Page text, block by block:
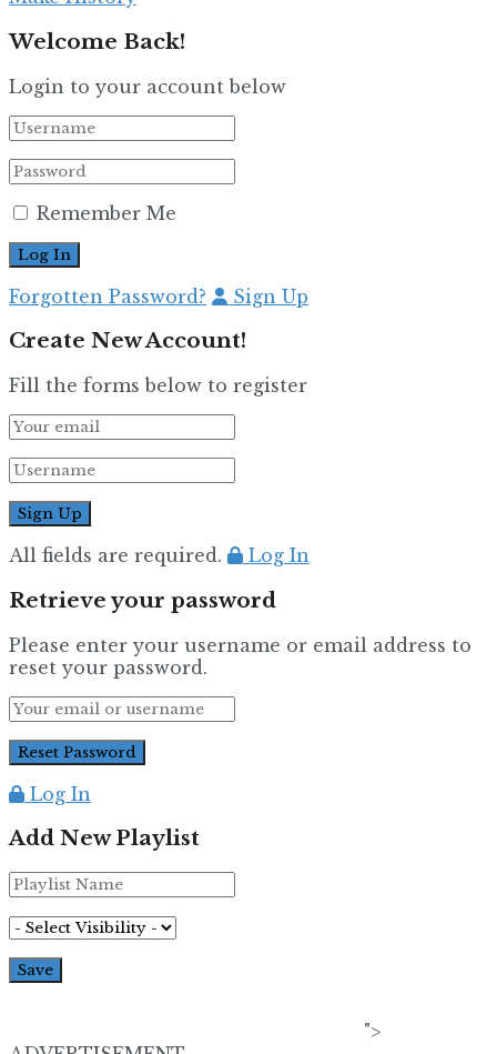
Welcome Back!
Login to your account below
Remember Me
Forgotten Password? Sign Up
Create New Account!
Fill the forms below to register
All fields are required. Log In
Retrieve your password
Please enter your username or email address to
reset your password.
Log In
Add New Playlist
">